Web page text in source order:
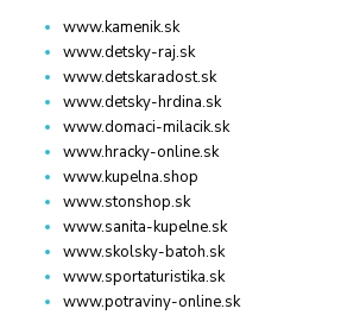
www.kamenik.sk
www.detsky-raj.sk
www.detskaradost.sk
www.detsky-hrdina.sk
www.domaci-milacik.sk
www.hracky-online.sk
www.kupelna.shop
www.stonshop.sk
www.sanita-kupelne.sk
www.skolsky-batoh.sk
www.sportaturistika.sk
www.potraviny-online.sk